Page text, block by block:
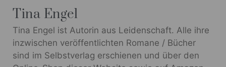
Tina Engel
Tina Engel ist Autorin aus Leidenschaft. Alle ihre
inzwischen veröffentlichten Romane / Bücher
sind im Selbstverlag erschienen und über den